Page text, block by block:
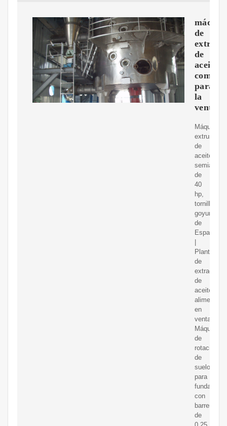
de
de
aceite
para
la
venta
Máquina
extrusora
de
aceite
de
40
hp,
tornillo
goyum
de
España
Planta
de
extracción
de
aceite
alimentario
en
venta.
Máquina
de
rotación
de
suelos
para
con
barrena
de